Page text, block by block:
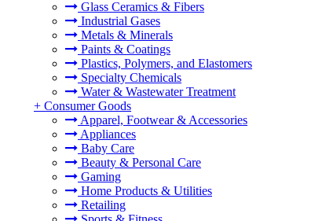
Glass Ceramics & Fibers
Industrial Gases
Metals & Minerals
Paints & Coatings
Plastics, Polymers, and Elastomers
Specialty Chemicals
Water & Wastewater Treatment
+ Consumer Goods
Apparel, Footwear & Accessories
Appliances
Baby Care
Beauty & Personal Care
Gaming
Home Products & Utilities
Retailing